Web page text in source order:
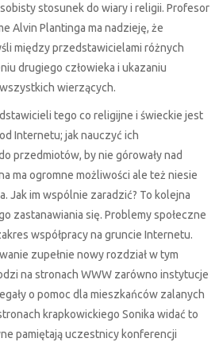
stosunek do wiary i religii. Profesor
Alvin Plantinga ma nadzieję, że
między przedstawicielami różnych
drugiego człowieka i ukazaniu
wierzących.
tego co religijne i świeckie jest
Internetu; jak nauczyć ich
przedmiotów, by nie górowały nad
ma ogromne możliwości ale też niesie
Jak im wspólnie zaradzić? To kolejna
zastanawiania się. Problemy społeczne
współpracy na gruncie Internetu.
zupełnie nowy rozdział w tym
na stronach WWW zarówno instytucje
o pomoc dla mieszkańców zalanych
krapkowickiego Sonika widać to
pamiętają uczestnicy konferencji